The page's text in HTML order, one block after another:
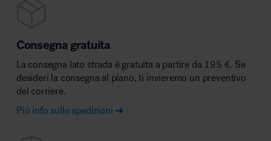
Consegna gratuita
La consegna lato strada è gratuita a partire da 195 €. Se
desideri la consegna al piano, ti invieremo un preventivo
del corriere.
Più info sulle spedizioni